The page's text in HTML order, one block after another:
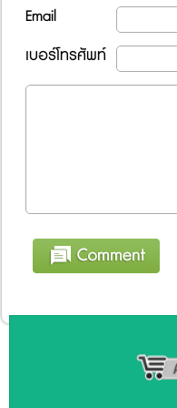
Email
เบอร์โทรศัพท์